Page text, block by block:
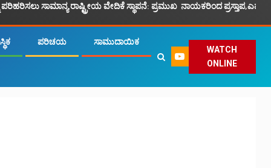
ವೇದಿಕೆ ಸ್ಥಾಪನೆ: ಪ್ರಮುಖ ನಾಯಕರಿಂದ ಪ್ರಸ್ತಾಪ,ಎಮ್.ಕೆ.ಫೈಝಿ ನೇತೃತ್ವ.
ಪರಿಚಯ ಸಾಮುದಾಯಿಕ
WATCH
ONLINE